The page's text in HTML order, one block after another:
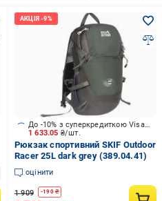
1 633.05 ₴/шт.
До -10% з суперкредиткою Visa Вигода
Рюкзак спортивний SKIF Outdoor
Racer 25L dark grey (389.04.41)
оцінити
1 909 -190₴